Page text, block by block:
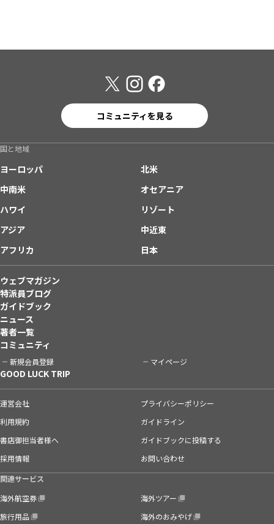
コミュニティを見る
国と地域
ヨーロッパ
北米
中南米
オセアニア
ハワイ
リゾート
アジア
中近東
アフリカ
日本
ウェブマガジン
特派員ブログ
ガイドブック
ニュース
著者一覧
コミュニティ
新規会員登録 マイページ
GOOD LUCK TRIP
運営会社
プライバシーポリシー
利用規約
ガイドライン
書店御担当者様へ
ガイドブックに投稿する
採用情報
お問い合わせ
関連サービス
海外航空券
海外ツアー
旅行用品
海外のおみやげ